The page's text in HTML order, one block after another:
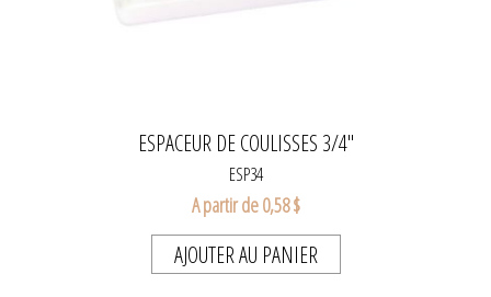
ESPACEUR DE COULISSES 3/4"
ESP34
A partir de 0,58 $
AJOUTER AU PANIER